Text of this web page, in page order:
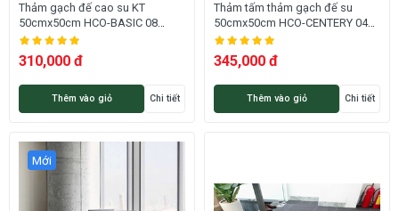
Thảm gạch đế cao su KT
50cmx50cm HCO-BASIC 08
HNM
310,000 đ
Thêm vào giỏ Chi tiết
Thảm tấm thảm gạch đế su
50cmx50cm HCO-CENTERY 04
HNO
345,000 đ
Thêm vào giỏ Chi tiết
Mới